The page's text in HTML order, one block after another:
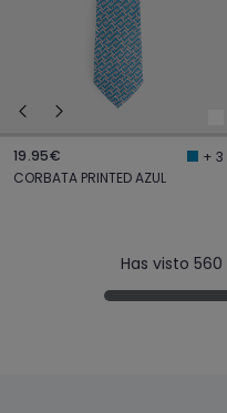
19.95€
+ 3
CORBATA PRINTED AZUL
Has visto